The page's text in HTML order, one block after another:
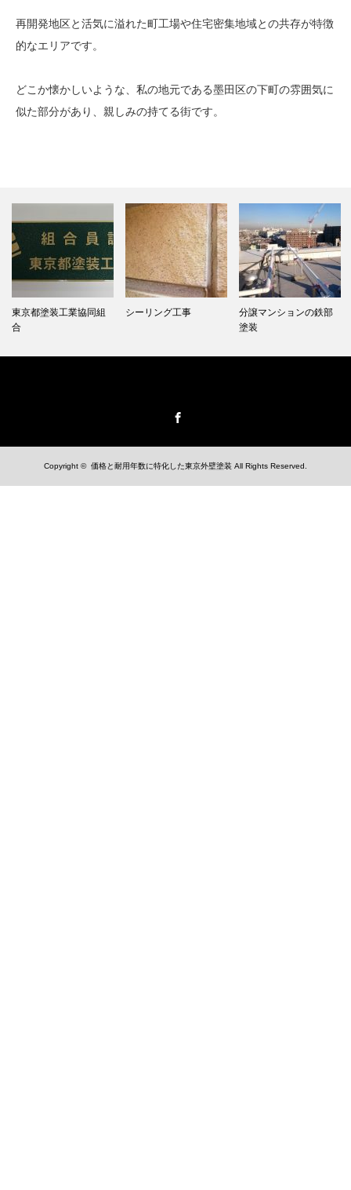
再開発地区と活気に溢れた町工場や住宅密集地域との共存が特徴
的なエリアです。
どこか懐かしいような、私の地元である墨田区の下町の雰囲気に
似た部分があり、親しみの持てる街です。
東京都塗装工業協同組
合
シーリング工事
分譲マンションの鉄部
塗装
Copyright © 価格と耐用年数に特化した東京外壁塗装 All Rights Reserved.